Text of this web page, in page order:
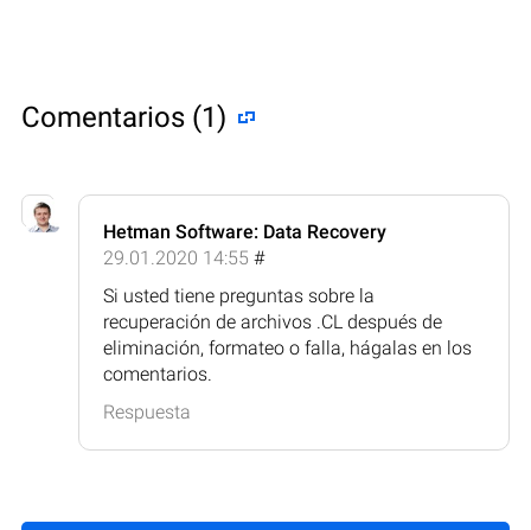
Comentarios (1)
Hetman Software: Data Recovery
29.01.2020 14:55 #
Si usted tiene preguntas sobre la
recuperación de archivos .CL después de
eliminación, formateo o falla, hágalas en los
comentarios.
Respuesta